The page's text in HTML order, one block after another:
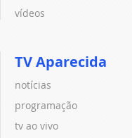
vídeos
TV Aparecida
notícias
programação
tv ao vivo